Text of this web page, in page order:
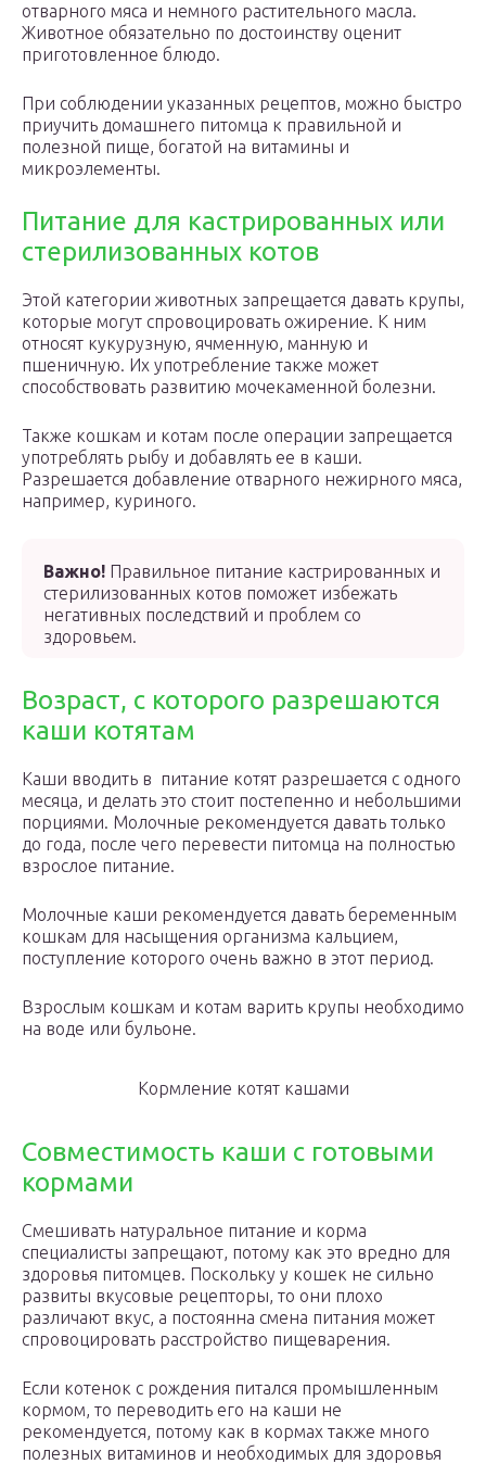
отварного мяса и немного растительного масла.
Животное обязательно по достоинству оценит
приготовленное блюдо.
При соблюдении указанных рецептов, можно быстро
приучить домашнего питомца к правильной и
полезной пище, богатой на витамины и
микроэлементы.
Питание для кастрированных или
стерилизованных котов
Этой категории животных запрещается давать крупы,
которые могут спровоцировать ожирение. К ним
относят кукурузную, ячменную, манную и
пшеничную. Их употребление также может
способствовать развитию мочекаменной болезни.
Также кошкам и котам после операции запрещается
употреблять рыбу и добавлять ее в каши.
Разрешается добавление отварного нежирного мяса,
например, куриного.
Важно! Правильное питание кастрированных и
стерилизованных котов поможет избежать
негативных последствий и проблем со
здоровьем.
Возраст, с которого разрешаются
каши котятам
Каши вводить в питание котят разрешается с одного
месяца, и делать это стоит постепенно и небольшими
порциями. Молочные рекомендуется давать только
до года, после чего перевести питомца на полностью
взрослое питание.
Молочные каши рекомендуется давать беременным
кошкам для насыщения организма кальцием,
поступление которого очень важно в этот период.
Взрослым кошкам и котам варить крупы необходимо
на воде или бульоне.
Кормление котят кашами
Совместимость каши с готовыми
кормами
Смешивать натуральное питание и корма
специалисты запрещают, потому как это вредно для
здоровья питомцев. Поскольку у кошек не сильно
развиты вкусовые рецепторы, то они плохо
различают вкус, а постоянна смена питания может
спровоцировать расстройство пищеварения.
Если котенок с рождения питался промышленным
кормом, то переводить его на каши не
рекомендуется, потому как в кормах также много
полезных витаминов и необходимых для здоровья